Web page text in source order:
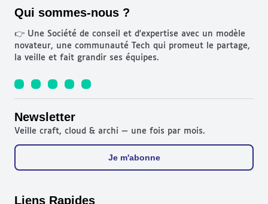
Qui sommes-nous ?
👉 Une Société de conseil et d'expertise avec un modèle
novateur, une communauté Tech qui promeut le partage,
la veille et fait grandir ses équipes.
Newsletter
Veille craft, cloud & archi — une fois par mois.
Je m'abonne
Liens Rapides